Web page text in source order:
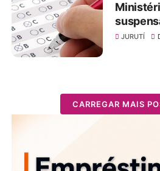
JURUTÍ
CARREGAR MAIS